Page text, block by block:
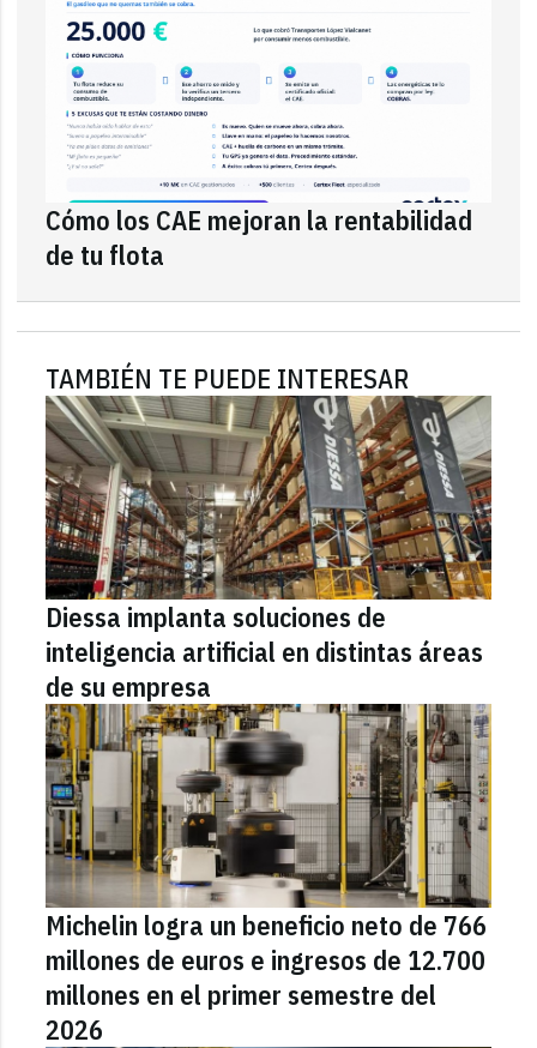
Cómo los CAE mejoran la rentabilidad
de tu flota
TAMBIÉN TE PUEDE INTERESAR
Diessa implanta soluciones de
inteligencia artificial en distintas áreas
de su empresa
Michelin logra un beneficio neto de 766
millones de euros e ingresos de 12.700
millones en el primer semestre del
2026